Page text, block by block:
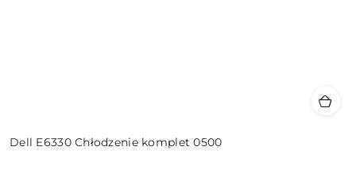
Dell E6330 Chłodzenie komplet 0500